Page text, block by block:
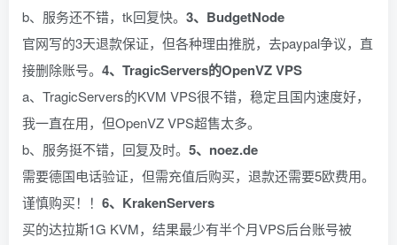
b、服务还不错，tk回复快。 3、BudgetNode
官网写的3天退款保证，但各种理由推脱，去paypal争议，直
接删除账号。 4、TragicServers的OpenVZ VPS
a、TragicServers的KVM VPS很不错，稳定且国内速度好，
我一直在用，但OpenVZ VPS超售太多。
b、服务挺不错，回复及时。 5、noez.de
需要德国电话验证，但需充值后购买，退款还需要5欧费用。
谨慎购买！！ 6、KrakenServers
买的达拉斯1G KVM，结果最少有半个月VPS后台账号被